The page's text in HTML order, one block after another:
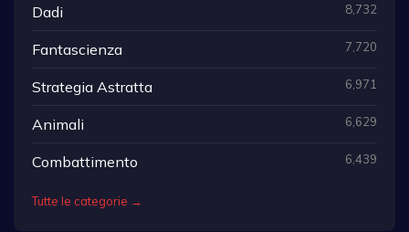
Dadi 8,732
Fantascienza 7,720
Strategia Astratta 6,971
Animali 6,629
Combattimento 6,439
Tutte le categorie →